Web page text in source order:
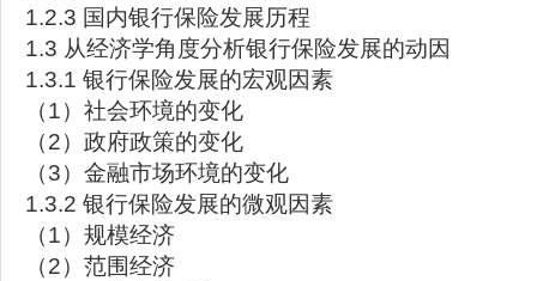
1.2.3 国内银行保险发展历程
1.3 从经济学角度分析银行保险发展的动因
1.3.1 银行保险发展的宏观因素
（1）社会环境的变化
（2）政府政策的变化
（3）金融市场环境的变化
1.3.2 银行保险发展的微观因素
（1）规模经济
（2）范围经济